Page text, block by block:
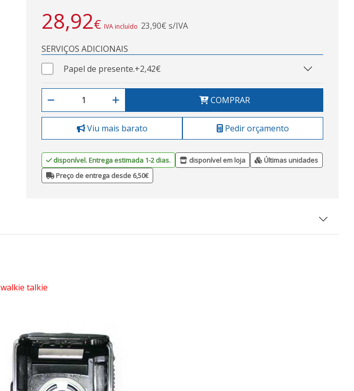
28,92€ IVA incluído 23,90€ s/IVA
SERVIÇOS ADICIONAIS
Papel de presente.+2,42€
COMPRAR
Viu mais barato Pedir orçamento
disponível. Entrega estimada 1-2 dias. disponível em loja
Últimas unidades
Preço de entrega desde 6,50€
talkie